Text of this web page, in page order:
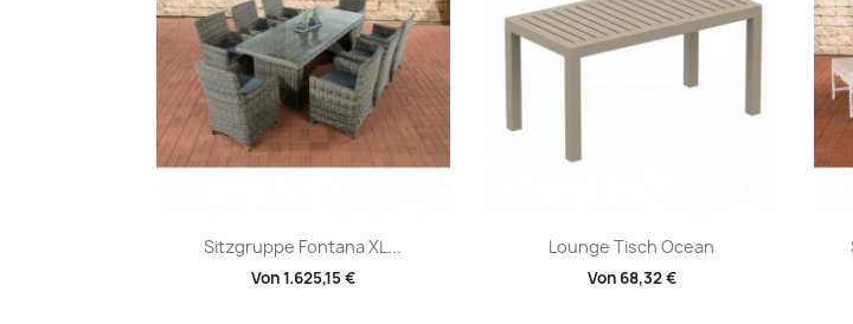
Sitzgruppe Fontana XL...
Von1.625,15 €
Vorschau Lounge Tisch Ocean
Von 68,32 €
Vorschau